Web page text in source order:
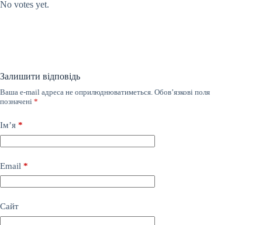
No votes yet.
Залишити відповідь
Ваша e-mail адреса не оприлюднюватиметься. Обов’язкові поля
позначені *
Ім’я *
Email *
Сайт